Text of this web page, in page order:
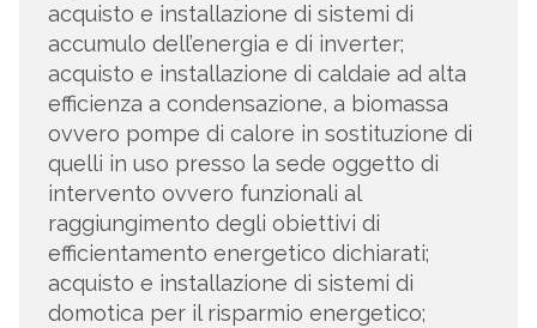
acquisto e installazione di sistemi di
accumulo dell’energia e di inverter;
acquisto e installazione di caldaie ad alta
efficienza a condensazione, a biomassa
ovvero pompe di calore in sostituzione di
quelli in uso presso la sede oggetto di
intervento ovvero funzionali al
raggiungimento degli obiettivi di
efficientamento energetico dichiarati;
acquisto e installazione di sistemi di
domotica per il risparmio energetico;